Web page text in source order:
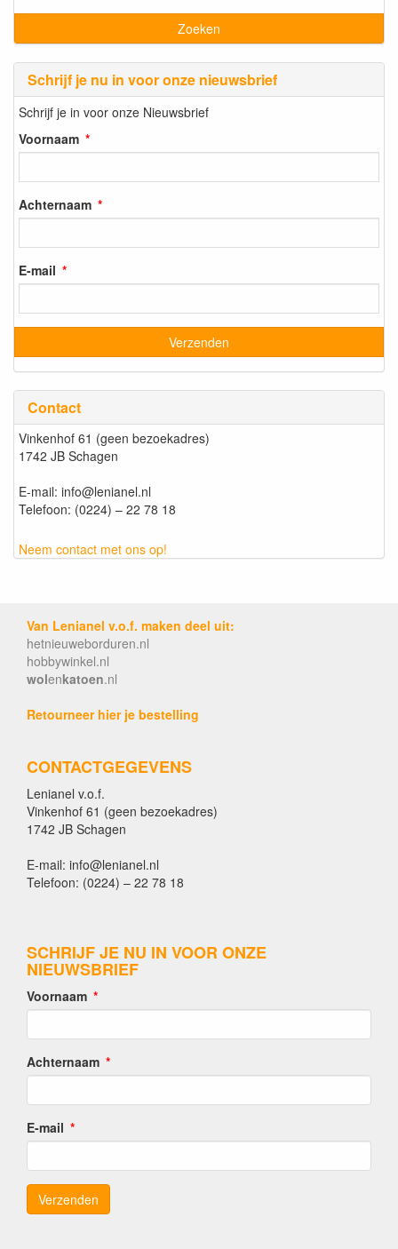
Schrijf je nu in voor onze nieuwsbrief
Schrijf je in voor onze Nieuwsbrief
Voornaam
Achternaam
E-mail
Contact
Vinkenhof 61 (geen bezoekadres)
1742 JB Schagen
E-mail: info@lenianel.nl
Telefoon: (0224) – 22 78 18
Neem contact met ons op!
Van Lenianel v.o.f. maken deel uit:
hetnieuweborduren.nl
hobbywinkel.nl
wolenkatoen.nl
Retourneer hier je bestelling
CONTACTGEGEVENS
Lenianel v.o.f.
Vinkenhof 61 (geen bezoekadres)
1742 JB Schagen
E-mail: info@lenianel.nl
Telefoon: (0224) – 22 78 18
SCHRIJF JE NU IN VOOR ONZE
NIEUWSBRIEF
Voornaam
Achternaam
E-mail